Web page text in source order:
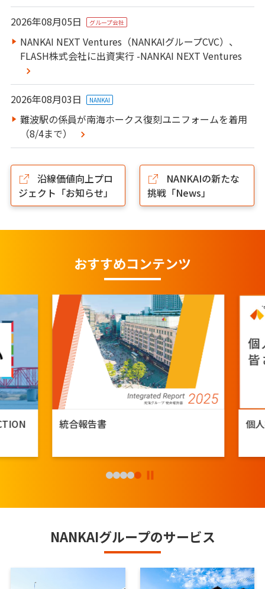
2026年08月05日 グループ会社
NANKAI NEXT Ventures（NANKAIグループCVC）、
FLASH株式会社に出資実行 -NANKAI NEXT Ventures
2026年08月03日 NANKAI
難波駅の係員が南海ホークス復刻ユニフォームを着用
（8/4まで）
沿線価値向上プロ
ジェクト「お知らせ」
NANKAIの新たな
挑戦「News」
おすすめコンテンツ
統合報告書 個
NANKAIグループのサービス